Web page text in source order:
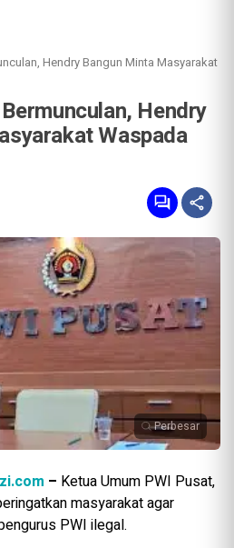
Hendry Bangun Minta Masyarakat
Hendry
Waspada
Perbesar
– Ketua Umum PWI Pusat,
masyarakat agar
PWI ilegal.